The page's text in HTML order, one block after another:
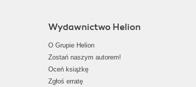
Wydawnictwo Helion
O Grupie Helion
Zostań naszym autorem!
Oceń książkę
Zgłoś erratę